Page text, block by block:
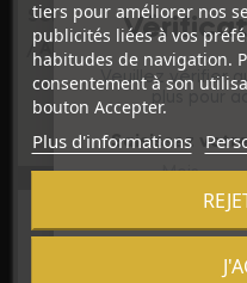
SCREAMING O - LENGUA
/ ANILLA VIBREURA LING
0
tiers pour améliorer nos
publicités liées à vos
habitudes de navigation.
consentement à son
bouton Accepter.
Plus d'informations
Veuillez vérifier
plus pour
Saisissez
Mois